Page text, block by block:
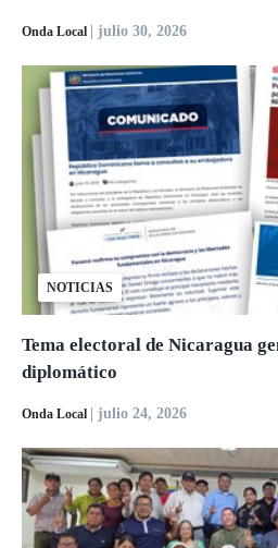
Onda Local | julio 30, 2026
NOTICIAS
Tema electoral de Nicaragua
diplomático
Onda Local | julio 24, 2026